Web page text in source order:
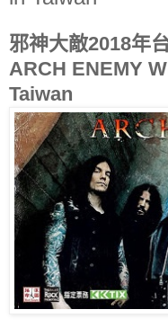
邪神大敵2018年
ARCH ENEMY
Taiwan